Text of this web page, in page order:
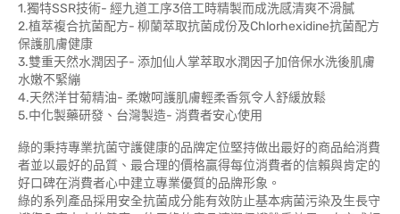
1.獨特SSR技術- 經九道工序3倍工時精製而成洗感清爽不滑膩
2.植萃複合抗菌配方- 柳蘭萃取抗菌成份及Chlorhexidine抗菌配方
保護肌膚健康
3.雙重天然水潤因子- 添加仙人掌萃取水潤因子加倍保水洗後肌膚
水嫩不緊繃
4.天然洋甘菊精油- 柔嫩呵護肌膚輕柔香氛令人舒緩放鬆
5.中化製藥研發、台灣製造- 消費者安心使用
綠的秉持專業抗菌守護健康的品牌定位堅持做出最好的商品給消費
者並以最好的品質、最合理的價格贏得每位消費者的信賴與肯定的
好口碑在消費者心中建立專業優質的品牌形象。
綠的系列產品採用安全抗菌成分能有效防止基本病菌污染及生長守